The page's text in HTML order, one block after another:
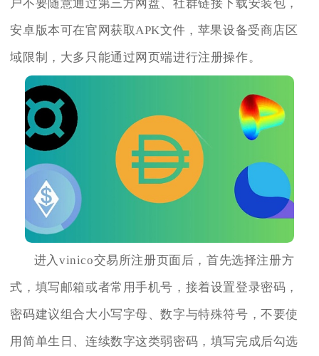
户不要随意通过第三方网盘、社群链接下载安装包，
安卓版本可在官网获取APK文件，苹果设备受商店区
域限制，大多只能通过网页端进行注册操作。
进入vinico交易所注册页面后，首先选择注册方
式，填写邮箱或者常用手机号，接着设置登录密码，
密码建议组合大小写字母、数字与特殊符号，不要使
用简单生日、连续数字这类弱密码，填写完成后勾选